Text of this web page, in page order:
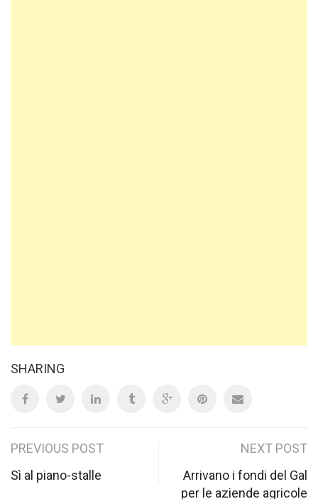
SHARING
Post
navigation
PREVIOUS POST
Sì al piano-stalle
NEXT POST
Arrivano i fondi del Gal
per le aziende agricole